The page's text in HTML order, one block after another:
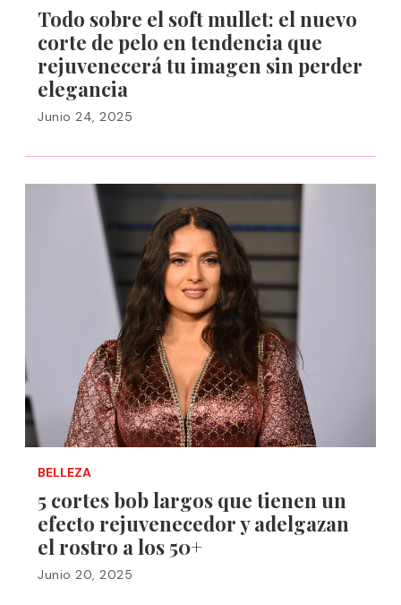
Todo sobre el soft mullet: el nuevo
corte de pelo en tendencia que
rejuvenecerá tu imagen sin perder
elegancia
Junio 24, 2025
BELLEZA
5 cortes bob largos que tienen un
efecto rejuvenecedor y adelgazan
el rostro a los 50+
Junio 20, 2025